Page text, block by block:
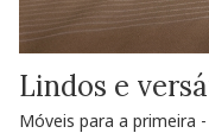
Lindos e
Móveis para a primeira